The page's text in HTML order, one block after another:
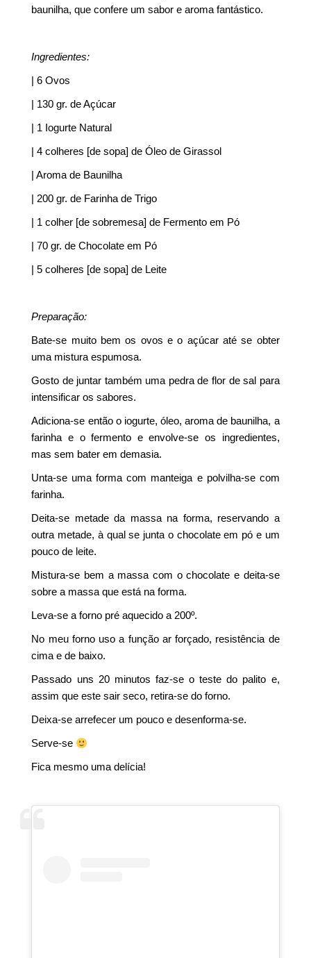
baunilha, que confere um sabor e aroma fantástico.
Ingredientes:
| 6 Ovos
| 130 gr. de Açúcar
| 1 Iogurte Natural
| 4 colheres [de sopa] de Óleo de Girassol
| Aroma de Baunilha
| 200 gr. de Farinha de Trigo
| 1 colher [de sobremesa] de Fermento em Pó
| 70 gr. de Chocolate em Pó
| 5 colheres [de sopa] de Leite
Preparação:
Bate-se muito bem os ovos e o açúcar até se obter
uma mistura espumosa.
Gosto de juntar também uma pedra de flor de sal para
intensificar os sabores.
Adiciona-se então o iogurte, óleo, aroma de baunilha, a
farinha e o fermento e envolve-se os ingredientes,
mas sem bater em demasia.
Unta-se uma forma com manteiga e polvilha-se com
farinha.
Deita-se metade da massa na forma, reservando a
outra metade, à qual se junta o chocolate em pó e um
pouco de leite.
Mistura-se bem a massa com o chocolate e deita-se
sobre a massa que está na forma.
Leva-se a forno pré aquecido a 200º.
No meu forno uso a função ar forçado, resistência de
cima e de baixo.
Passado uns 20 minutos faz-se o teste do palito e,
assim que este sair seco, retira-se do forno.
Deixa-se arrefecer um pouco e desenforma-se.
Serve-se
Fica mesmo uma delícia!